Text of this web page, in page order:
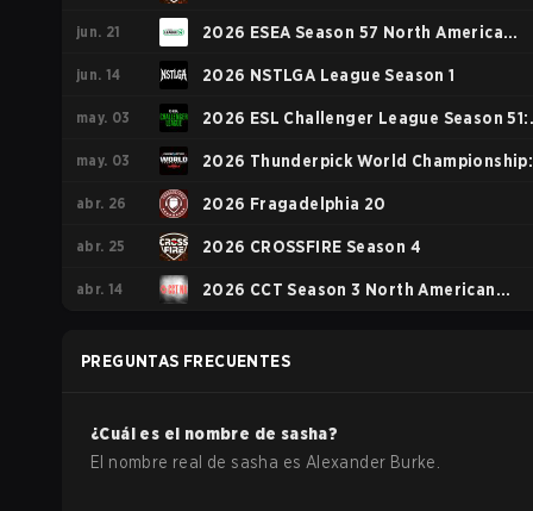
jun. 21 2026 ESEA Season 57 North America
Finals
jun. 14 2026 NSTLGA League Season 1
may. 03 2026 ESL Challenger League Season 51:
North America - Cup #4
may. 03 2026 Thunderpick World Championship:
North American Series
abr. 26 2026 Fragadelphia 20
abr. 25 2026 CROSSFIRE Season 4
abr. 14 2026 CCT Season 3 North American
PREGUNTAS FRECUENTES
¿Cuál es el nombre de sasha?
El nombre real desasha es Alexander Burke